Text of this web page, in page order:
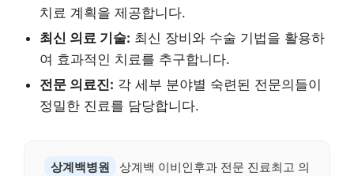
치료 계획을 제공합니다.
최신 의료 기술: 최신 장비와 수술 기법을 활용하
여 효과적인 치료를 추구합니다.
전문 의료진: 각 세부 분야별 숙련된 전문의들이
정밀한 진료를 담당합니다.
상계백병원
상계백 이비인후과 전문 진료최고 의